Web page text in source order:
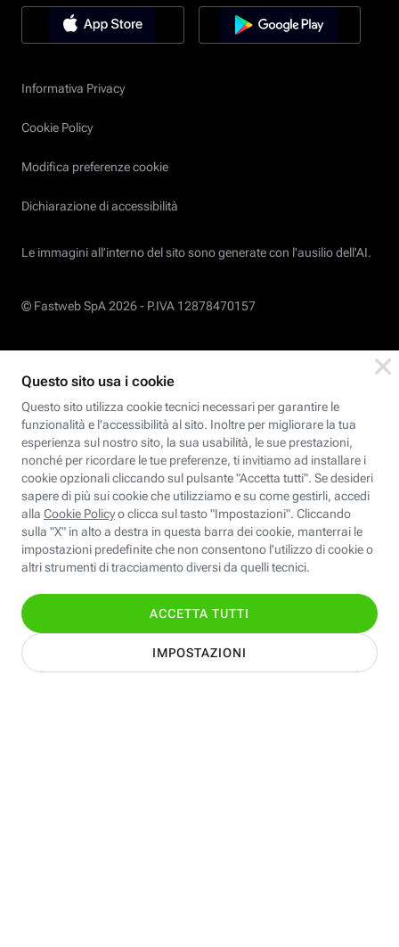
Informativa Privacy
Cookie Policy
Modifica preferenze cookie
Dichiarazione di accessibilità
Le immagini all’interno del sito sono generate con l'ausilio dell'AI.
© Fastweb SpA 2026 - P.IVA 12878470157